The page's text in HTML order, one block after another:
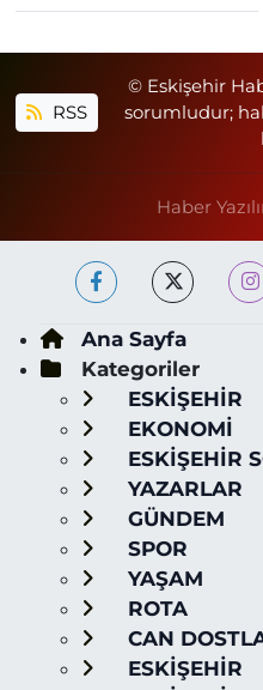
RSS
© Eskişehir
sorumludur;
Haber
Ana Sayfa
Kategoriler
ESKİŞEHİR
EKONOMİ
ESKİŞEHİR
YAZARLAR
GÜNDEM
SPOR
YAŞAM
ROTA
CAN
ESKİŞEHİR